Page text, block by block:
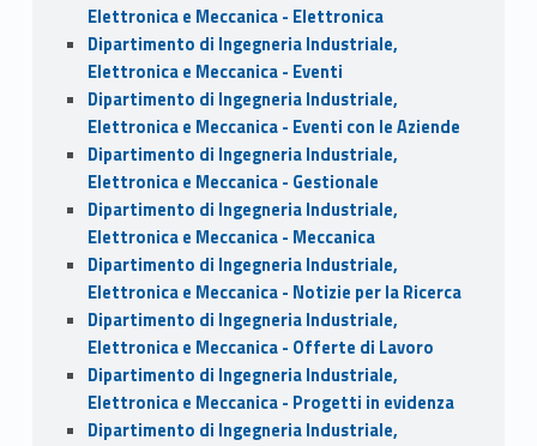
Elettronica e Meccanica - Elettronica
Dipartimento di Ingegneria Industriale,
Elettronica e Meccanica - Eventi
Dipartimento di Ingegneria Industriale,
Elettronica e Meccanica - Eventi con le Aziende
Dipartimento di Ingegneria Industriale,
Elettronica e Meccanica - Gestionale
Dipartimento di Ingegneria Industriale,
Elettronica e Meccanica - Meccanica
Dipartimento di Ingegneria Industriale,
Elettronica e Meccanica - Notizie per la Ricerca
Dipartimento di Ingegneria Industriale,
Elettronica e Meccanica - Offerte di Lavoro
Dipartimento di Ingegneria Industriale,
Elettronica e Meccanica - Progetti in evidenza
Dipartimento di Ingegneria Industriale,